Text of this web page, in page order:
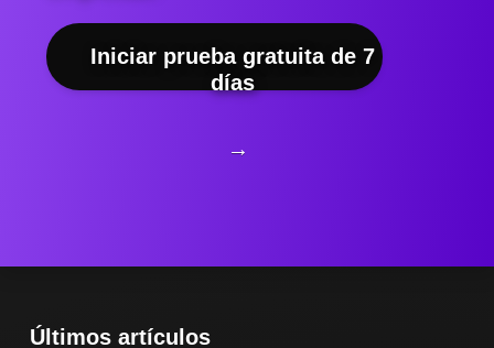
Iniciar prueba gratuita de 7
días
→
Últimos artículos